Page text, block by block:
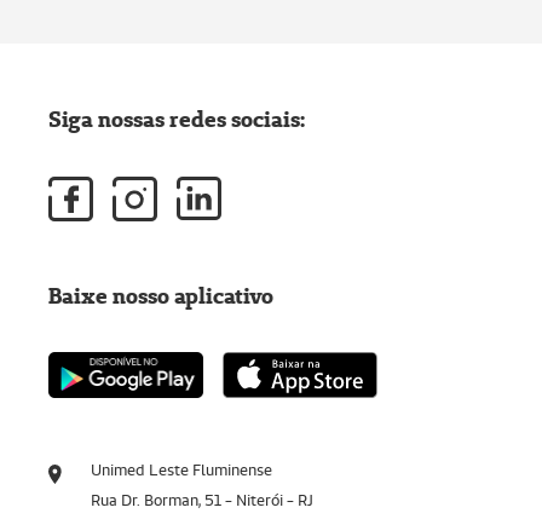
Unimed Leste Fluminense
Rua Dr. Borman, 51 - Niterói - RJ
Siga nossas redes sociais:
Baixe nosso aplicativo